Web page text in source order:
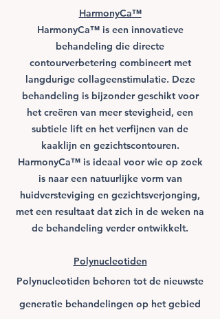
HarmonyCa™
HarmonyCa™ is een innovatieve
behandeling die directe
contourverbetering combineert met
langdurige collageenstimulatie. Deze
behandeling is bijzonder geschikt voor
het creëren van meer stevigheid, een
subtiele lift en het verfijnen van de
kaaklijn en gezichtscontouren.
HarmonyCa™ is ideaal voor wie op zoek
is naar een natuurlijke vorm van
huidversteviging en gezichtsverjonging,
met een resultaat dat zich in de weken na
de behandeling verder ontwikkelt.
Polynucleotiden
Polynucleotiden behoren tot de nieuwste
generatie behandelingen op het gebied